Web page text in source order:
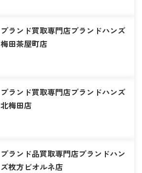
ブランド買取専門店ブランドハンズ
梅田茶屋町店
ブランド買取専門店ブランドハンズ
北梅田店
ブランド品買取専門店ブランドハン
ズ枚方ビオルネ店